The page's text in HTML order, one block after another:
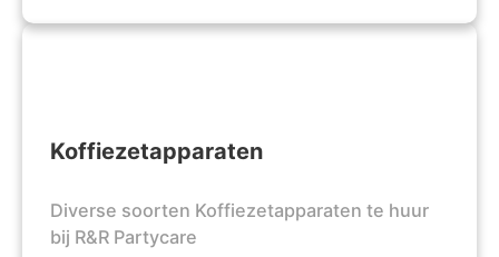
Koffiezetapparaten
Diverse soorten Koffiezetapparaten te huur
bij R&R Partycare